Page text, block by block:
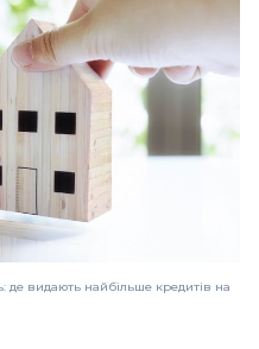
де видають найбільше кредитів на